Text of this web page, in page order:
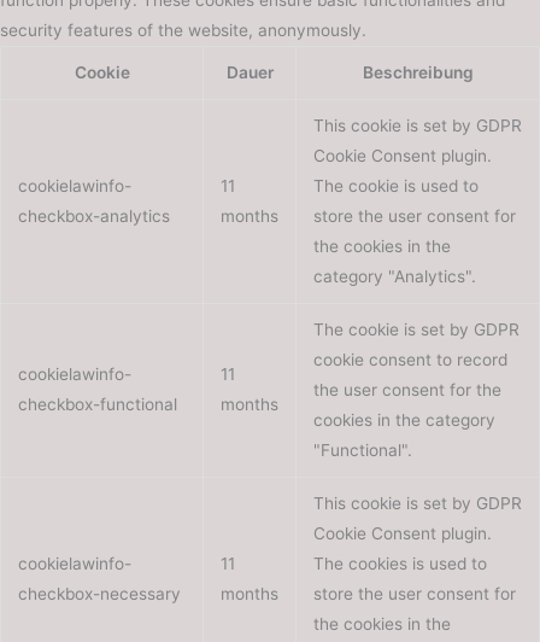
security features of the website, anonymously.
Cookie Dauer Beschreibung
cookielawinfo-
checkbox-analytics
11
months
This cookie is set by GDPR
Cookie Consent plugin.
The cookie is used to
store the user consent for
the cookies in the
category "Analytics".
cookielawinfo-
checkbox-functional
11
months
The cookie is set by GDPR
cookie consent to record
the user consent for the
cookies in the category
"Functional".
cookielawinfo-
checkbox-necessary
11
months
This cookie is set by GDPR
Cookie Consent plugin.
The cookies is used to
store the user consent for
the cookies in the